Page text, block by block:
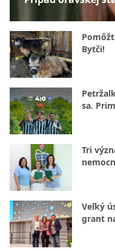
Bytči!
sa.
Tri
Veľký
grant